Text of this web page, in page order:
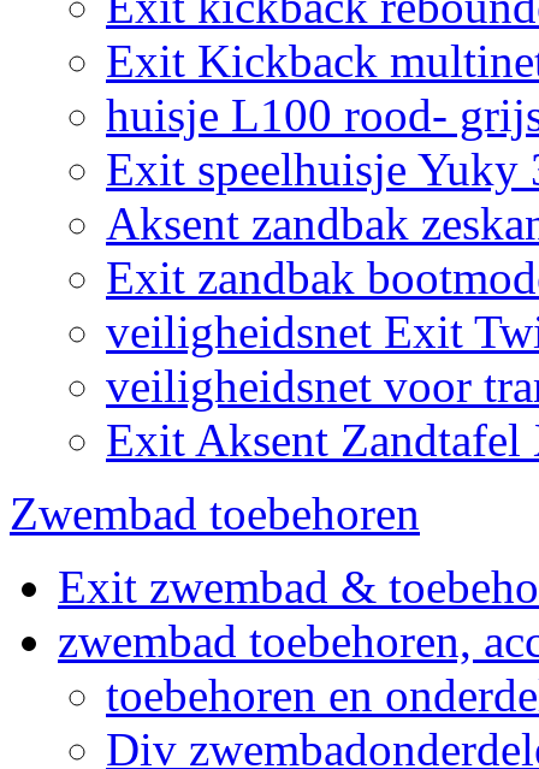
Exit Kickback
huisje L100 rood-
Exit speelhuisje Yuky
Aksent zandbak
Exit zandbak
veiligheidsnet Exit
veiligheidsnet voor
Exit Aksent
Zwembad toebehoren
Exit zwembad &
zwembad toebehoren,
toebehoren en
Div